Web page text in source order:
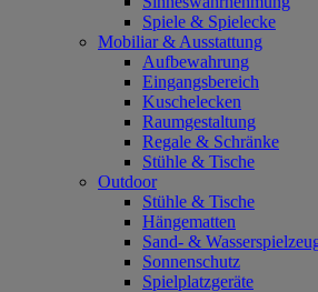
Spiele & Spielecke
Mobiliar & Ausstattung
Aufbewahrung
Eingangsbereich
Kuschelecken
Raumgestaltung
Regale & Schränke
Stühle & Tische
Outdoor
Stühle & Tische
Hängematten
Sand- &
Sonnenschutz
Spielplatzgeräte